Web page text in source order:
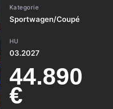
Kategorie
Sportwagen/Coupé
HU
03.2027
44.890
€